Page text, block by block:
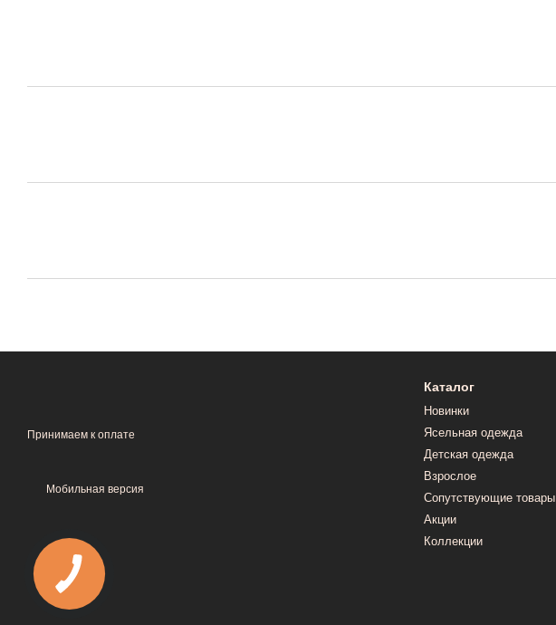
Принимаем к оплате
Мобильная версия
Каталог
Новинки
Ясельная одежда
Детская одежда
Взрослое
Сопутствующие товары
Акции
Коллекции